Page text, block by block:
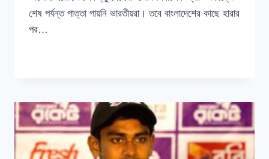
শেষ পর্যন্ত পাত্তা পায়নি ভারতীয়রা। তবে বাংলাদেশের কাছে হারার
পর…
হেরে
বললেন
রোহিত?